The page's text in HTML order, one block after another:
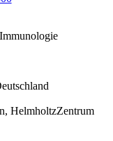
HelmholtzZentrum